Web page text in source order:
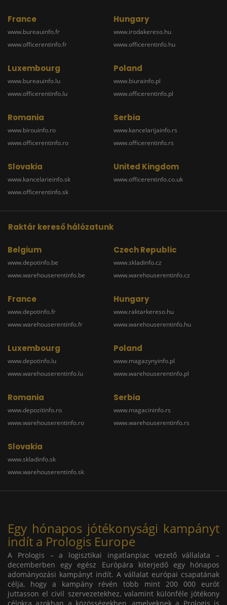
France
www.bureauinfo.fr
www.officerentinfo.fr
Hungary
www.irodakereso.hu
www.officerentinfo.hu
Luxembourg
www.bureauinfo.lu
www.officerentinfo.lu
Poland
www.biurainfo.pl
www.officerentinfo.pl
Romania
www.birouinfo.ro
www.officerentinfo.ro
Serbia
www.kancelarijainfo.rs
www.officerentinfo.rs
Slovakia
www.kancelarieinfo.sk
www.officerentinfo.sk
United Kingdom
www.officerentinfo.co.uk
Raktár kereső hálózatunk
Belgium
www.depotinfo.be
www.warehouserentinfo.be
Czech Republic
www.skladinfo.cz
www.warehouserentinfo.cz
France
www.depotinfo.fr
www.warehouserentinfo.fr
Hungary
www.raktarkereso.hu
www.warehouserentinfo.hu
Luxembourg
www.depotinfo.lu
www.warehouserentinfo.lu
Poland
www.magazynyinfo.pl
www.warehouserentinfo.pl
Romania
www.depozitinfo.ro
www.warehouserentinfo.ro
Serbia
www.magacininfo.rs
www.warehouserentinfo.rs
Slovakia
www.skladinfo.sk
www.warehouserentinfo.sk
Egy hónapos jótékonysági kampányt
indít a Prologis Europe
A Prologis – a logisztikai ingatlanpiac vezető vállalata –
decemberben egy egész Európára kiterjedő egy hónapos
adományozási kampányt indít. A vállalat európai csapatának
célja, hogy a kampány révén több mint 200 000 eurót
juttasson el civil szervezetekhez, valamint különféle jótékony